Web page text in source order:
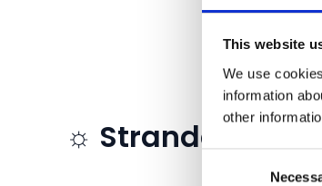
This website
We use
information
other
☼ Stranden op